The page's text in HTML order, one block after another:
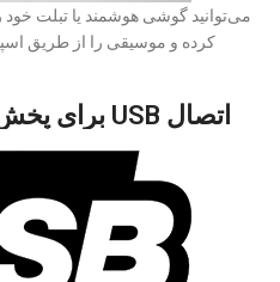
می‌توانید گوشی هوشمند یا تبلت
کرده و موسیقی را از طریق
اتصال USB برای پخش صدا و کنترل MIDI